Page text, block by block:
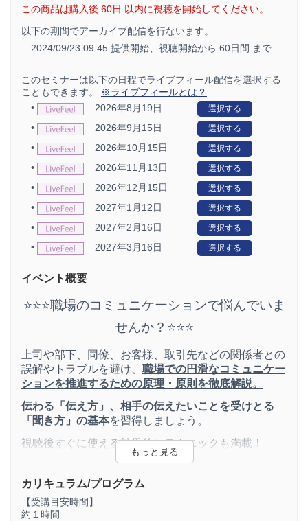
この商品は購入後 60日 以内に視聴を開始してください。
以下の期間でアーカイブ配信を行ないます。
2024/09/23 09:45 提供開始、 視聴開始から 60日間 まで
このセミナーは以下の日程でライブフィール配信を選択する
こともできます。
※ライブフィールとは？
•
2026年8月19日 選択する
• 2026年9月15日 選択する
• 2026年10月15日 選択する
• 2026年11月13日 選択する
• 2026年12月15日 選択する
• 2027年1月12日 選択する
• 2027年2月16日 選択する
• 2027年3月16日 選択する
イベント概要
⭐️⭐️⭐️職場のコミュニケーションで悩んでいま
せんか？⭐️⭐️⭐️
上司や部下、同僚、お客様、取引先などの関係者との
誤解やトラブルを避け、 職場での円滑なコミュニケー
ションを推進するための原理・原則を徹底解説。
伝わる「伝え方」、相手の伝えたいことを受けとる
「聞き方」の基本を習得しましょう。
視聴後すぐに使える効果的なテクニックも満載！
仕事に限らず、日常のコミュニケーションにも役立ち
ます。
カリキュラム/プログラム
【受講目安時間】
約１時間